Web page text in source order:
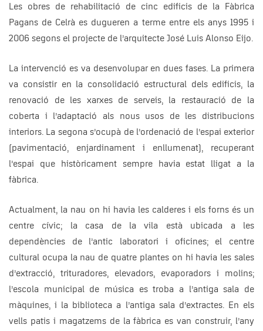
Les obres de rehabilitació de cinc edificis de la Fàbrica
Pagans de Celrà es dugueren a terme entre els anys 1995 i
2006 segons el projecte de l’arquitecte José Luis Alonso Eijo.
La intervenció es va desenvolupar en dues fases. La primera
va consistir en la consolidació estructural dels edificis, la
renovació de les xarxes de serveis, la restauració de la
coberta i l’adaptació als nous usos de les distribucions
interiors. La segona s’ocupà de l’ordenació de l’espai exterior
(pavimentació, enjardinament i enllumenat), recuperant
l’espai que històricament sempre havia estat lligat a la
fàbrica.
Actualment, la nau on hi havia les calderes i els forns és un
centre cívic; la casa de la vila està ubicada a les
dependències de l’antic laboratori i oficines; el centre
cultural ocupa la nau de quatre plantes on hi havia les sales
d’extracció, trituradores, elevadors, evaporadors i molins;
l’escola municipal de música es troba a l’antiga sala de
màquines, i la biblioteca a l’antiga sala d’extractes. En els
vells patis i magatzems de la fàbrica es van construir, l’any